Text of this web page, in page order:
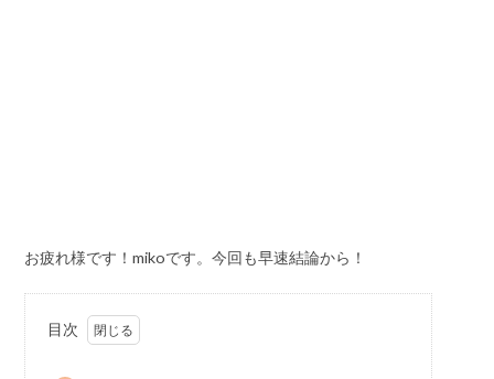
お疲れ様です！mikoです。今回も早速結論から！
目次